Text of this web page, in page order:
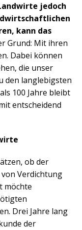
jedoch
kann das
Grund: Mit ihren
Dabei können
die unser
den langlebigsten
100 Jahre bleibt
entscheidend
ob der
Verdichtung
möchte
Drei Jahre lang
der